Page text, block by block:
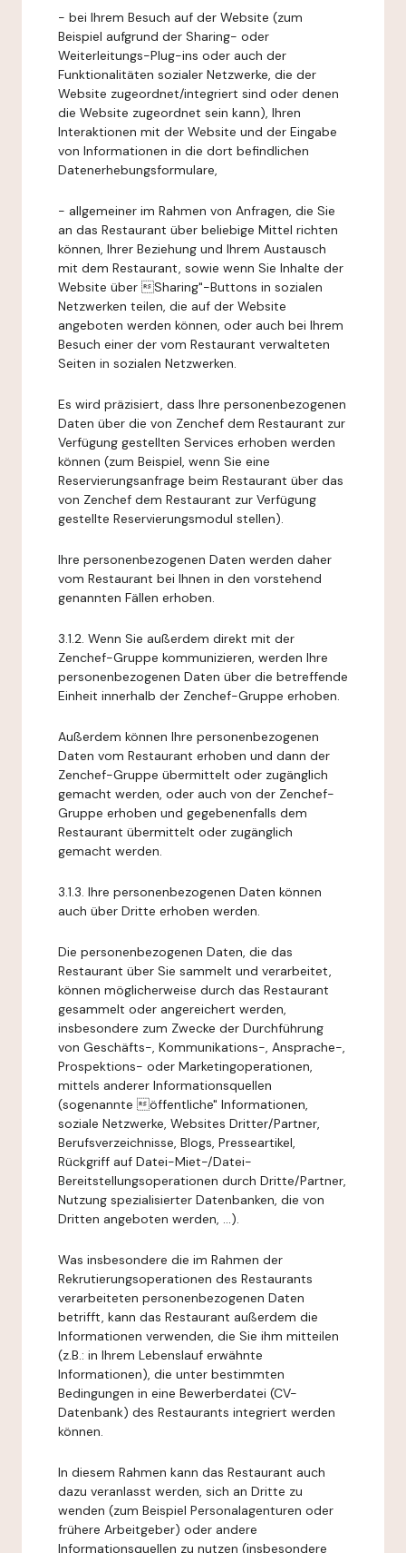
- bei Ihrem Besuch auf der Website (zum
Beispiel aufgrund der Sharing- oder
Weiterleitungs-Plug-ins oder auch der
Funktionalitäten sozialer Netzwerke, die der
Website zugeordnet/integriert sind oder denen
die Website zugeordnet sein kann), Ihren
Interaktionen mit der Website und der Eingabe
von Informationen in die dort befindlichen
Datenerhebungsformulare,
- allgemeiner im Rahmen von Anfragen, die Sie
an das Restaurant über beliebige Mittel richten
können, Ihrer Beziehung und Ihrem Austausch
mit dem Restaurant, sowie wenn Sie Inhalte der
Website über Sharing"-Buttons in sozialen
Netzwerken teilen, die auf der Website
angeboten werden können, oder auch bei Ihrem
Besuch einer der vom Restaurant verwalteten
Seiten in sozialen Netzwerken.
Es wird präzisiert, dass Ihre personenbezogenen
Daten über die von Zenchef dem Restaurant zur
Verfügung gestellten Services erhoben werden
können (zum Beispiel, wenn Sie eine
Reservierungsanfrage beim Restaurant über das
von Zenchef dem Restaurant zur Verfügung
gestellte Reservierungsmodul stellen).
Ihre personenbezogenen Daten werden daher
vom Restaurant bei Ihnen in den vorstehend
genannten Fällen erhoben.
3.1.2. Wenn Sie außerdem direkt mit der
Zenchef-Gruppe kommunizieren, werden Ihre
personenbezogenen Daten über die betreffende
Einheit innerhalb der Zenchef-Gruppe erhoben.
Außerdem können Ihre personenbezogenen
Daten vom Restaurant erhoben und dann der
Zenchef-Gruppe übermittelt oder zugänglich
gemacht werden, oder auch von der Zenchef-
Gruppe erhoben und gegebenenfalls dem
Restaurant übermittelt oder zugänglich
gemacht werden.
3.1.3. Ihre personenbezogenen Daten können
auch über Dritte erhoben werden.
Die personenbezogenen Daten, die das
Restaurant über Sie sammelt und verarbeitet,
können möglicherweise durch das Restaurant
gesammelt oder angereichert werden,
insbesondere zum Zwecke der Durchführung
von Geschäfts-, Kommunikations-, Ansprache-,
Prospektions- oder Marketingoperationen,
mittels anderer Informationsquellen
(sogenannte öffentliche" Informationen,
soziale Netzwerke, Websites Dritter/Partner,
Berufsverzeichnisse, Blogs, Presseartikel,
Rückgriff auf Datei-Miet-/Datei-
Bereitstellungsoperationen durch Dritte/Partner,
Nutzung spezialisierter Datenbanken, die von
Dritten angeboten werden, ...).
Was insbesondere die im Rahmen der
Rekrutierungsoperationen des Restaurants
verarbeiteten personenbezogenen Daten
betrifft, kann das Restaurant außerdem die
Informationen verwenden, die Sie ihm mitteilen
(z.B.: in Ihrem Lebenslauf erwähnte
Informationen), die unter bestimmten
Bedingungen in eine Bewerberdatei (CV-
Datenbank) des Restaurants integriert werden
können.
In diesem Rahmen kann das Restaurant auch
dazu veranlasst werden, sich an Dritte zu
wenden (zum Beispiel Personalagenturen oder
frühere Arbeitgeber) oder andere
Informationsquellen zu nutzen (insbesondere